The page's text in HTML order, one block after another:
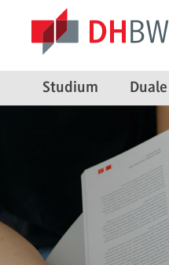
Studium